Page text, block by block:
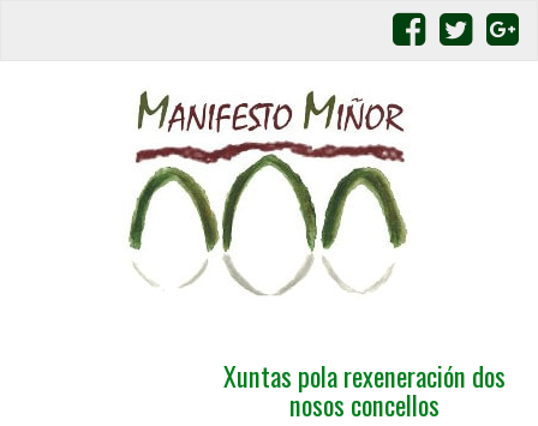
Xuntas pola rexeneración dos
nosos concellos